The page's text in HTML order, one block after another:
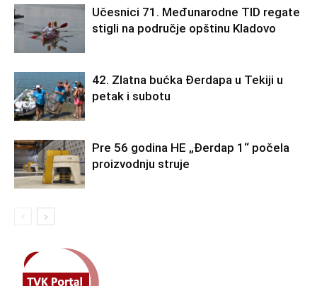
Učesnici 71. Međunarodne TID regate
stigli na područje opštinu Kladovo
42. Zlatna bućka Đerdapa u Tekiji u
petak i subotu
Pre 56 godina HE „Đerdap 1“ počela
proizvodnju struje